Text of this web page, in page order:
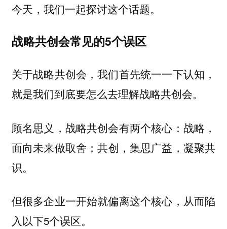
今天，我们一起探讨这个话题。
战略共创会常见的5个误区
关于战略共创会，我们首先统一一下认知，
就是我们到底要怎么去理解战略共创会。
顾名思义，战略共创会有两个核心： 战略，
面向未来做取舍；共创，集思广益，凝聚共
识。
但很多企业一开始就偏离这个核心，从而陷
入以下5个误区。